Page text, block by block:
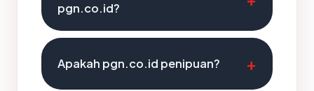
pgn.co.id?
Apakah pgn.co.id penipuan?